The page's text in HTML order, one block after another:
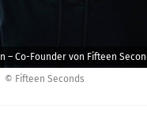
© Fifteen Seconds
– Co-Founder von Fifteen